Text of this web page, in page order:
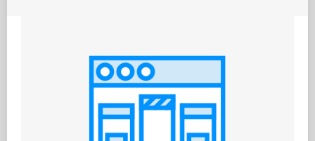
SOBRE LA AGENCIA
Sobre Baianai